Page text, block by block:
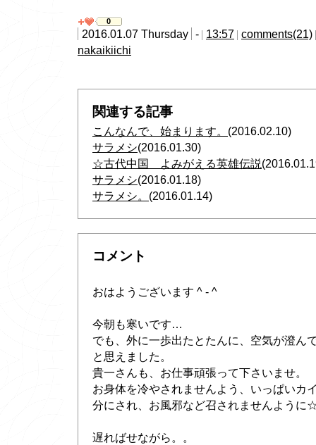
0
2016.01.07 Thursday - 13:57 comments(21)
nakaikiichi
関連する記事
こんなんで、始まります。 (2016.02.10)
サラメシ(2016.01.30)
☆古代中国 よみがえる英雄伝説
サラメシ(2016.01.18)
サラメシ。 (2016.01.14)
コメント
おはようございます ^ - ^
今朝も寒いです…
でも、外に一歩出たとたんに、空気が澄ん
と思えました。
貴一さんも、お仕事頑張って下さいませ。
お身体を冷やされませんよう、いっぱいカ
分にされ、お風邪など召されませんように
遅ればせながら。。